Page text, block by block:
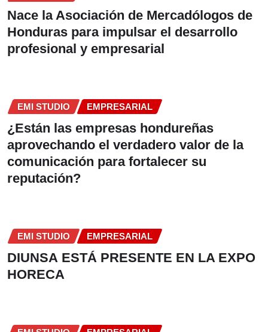
Nace la Asociación de Mercadólogos de
Honduras para impulsar el desarrollo
profesional y empresarial
EMI STUDIO EMPRESARIAL
¿Están las empresas hondureñas
aprovechando el verdadero valor de la
comunicación para fortalecer su
reputación?
EMI STUDIO EMPRESARIAL
DIUNSA ESTÁ PRESENTE EN LA EXPO
HORECA